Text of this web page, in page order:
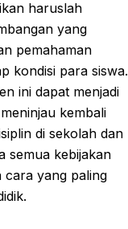
haruslah
yang
pemahaman
kondisi para siswa.
ini dapat menjadi
kembali
di sekolah dan
semua kebijakan
cara yang paling